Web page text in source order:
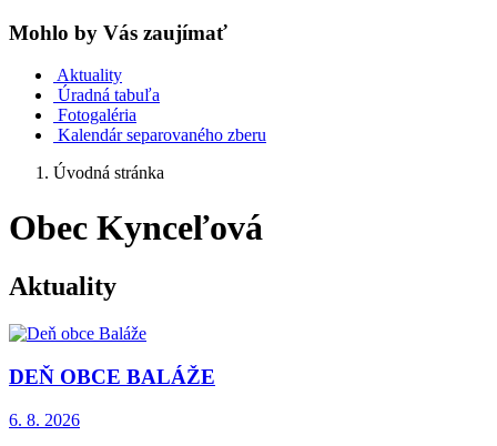
Mohlo by Vás zaujímať
Aktuality
Úradná tabuľa
Fotogaléria
Kalendár separovaného zberu
Úvodná stránka
Obec Kynceľová
Aktuality
DEŇ OBCE BALÁŽE
6. 8. 2026